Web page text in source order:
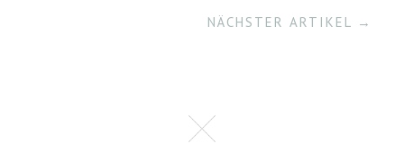
NÄCHSTER ARTIKEL →